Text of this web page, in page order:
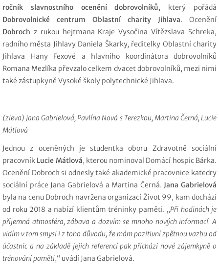
ročník slavnostního ocenění dobrovolníků, který pořádá
Dobrovolnické centrum Oblastní charity Jihlava. Ocenění
Dobroch z rukou hejtmana Kraje Vysočina Vítězslava Schreka,
radního města Jihlavy Daniela Škarky, ředitelky Oblastní charity
Jihlava Hany Fexové a hlavního koordinátora dobrovolníků
Romana Mezlíka převzalo celkem dvacet dobrovolníků, mezi nimi
také zástupkyně Vysoké školy polytechnické Jihlava.
(zleva) Jana Gabrielová, Pavlína Nová s Terezkou, Martina Černá, Lucie
Mátlová
Jednou z oceněných je studentka oboru Zdravotně sociální
pracovník Lucie Mátlová, kterou nominoval Domácí hospic Bárka.
Ocenění Dobroch si odnesly také akademické pracovnice katedry
sociální práce Jana Gabrielová a Martina Černá. Jana Gabrielová
byla na cenu Dobroch navržena organizací Život 99, kam dochází
od roku 2018 a nabízí klientům tréninky paměti. „Při hodinách je
příjemná atmosféra, zábava a dozvím se mnoho nových informací. A
vidím v tom smysl i z toho důvodu, že mám pozitivní zpětnou vazbu od
účastnic a na základě jejich referencí pak přichází nové zájemkyně o
trénování paměti,“ uvádí Jana Gabrielová.